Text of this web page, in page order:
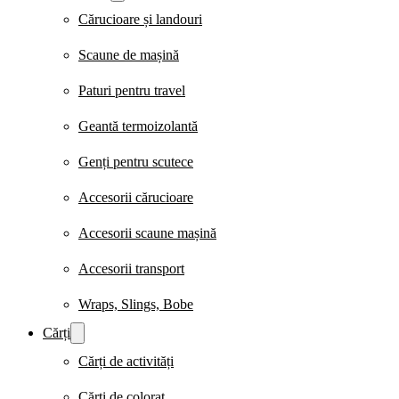
Cărucioare și landouri
Scaune de mașină
Paturi pentru travel
Geantă termoizolantă
Genți pentru scutece
Accesorii cărucioare
Accesorii scaune mașină
Accesorii transport
Wraps, Slings, Bobe
Cărți
Cărți de activități